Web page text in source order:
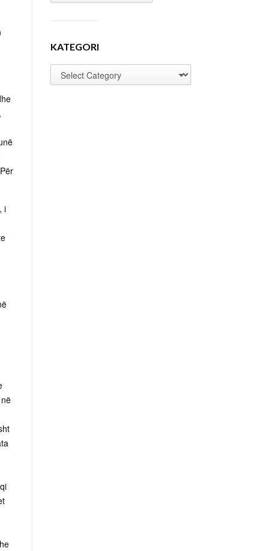
i
KATEGORI